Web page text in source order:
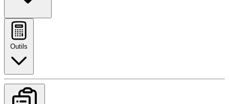
Outils